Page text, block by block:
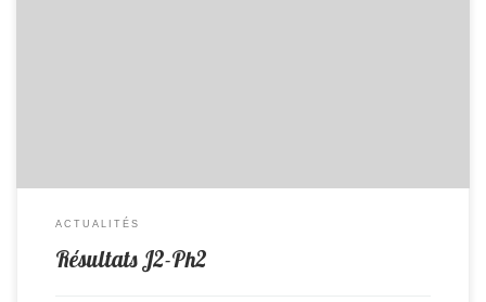
ACTUALITÉS
Résultats J2-Ph2